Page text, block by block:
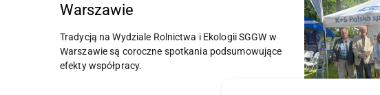
Warszawie
Tradycją na Wydziale Rolnictwa i Ekologii SGGW w
Warszawie są coroczne spotkania podsumowujące
efekty współpracy.